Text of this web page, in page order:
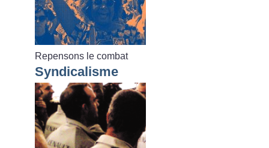
Repensons le combat
Syndicalisme